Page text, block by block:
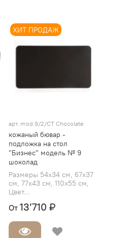
ХИТ ПРОДАЖ
арт. mod.9/2/СТ Chocolate
кожаный бювар -
подложка на стол
"Бизнес" модель № 9
шоколад
Размеры 54х34 см, 67х37
см, 77х43 см, 110х55 см,
Цвет...
От 13’710 ₽